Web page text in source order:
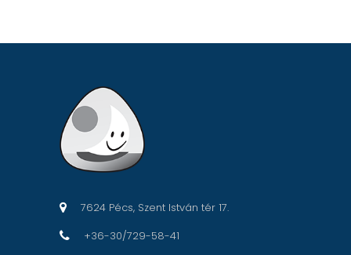
7624 Pécs, Szent István tér 17.
+36-30/729-58-41